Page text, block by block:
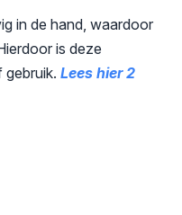
in de hand, waardoor
is deze
gebruik. Lees hier 2